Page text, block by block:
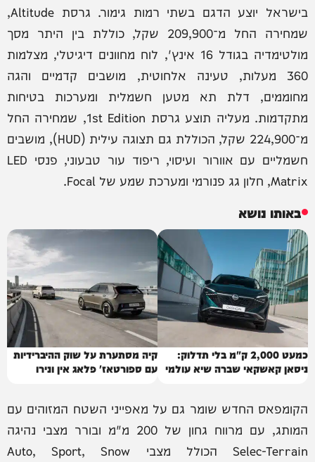
בישראל יוצע הדגם בשתי רמות גימור. גרסת Altitude,
שמחירה החל מ־209,900 שקל, כוללת בין היתר מסך
מולטימדיה בגודל 16 אינץ', לוח מחוונים דיגיטלי, מצלמות
360 מעלות, טעינה אלחוטית, מושבים קדמיים והגה
מחוממים, דלת תא מטען חשמלית ומערכות בטיחות
מתקדמות. מעליה תוצע גרסת 1st Edition, שמחירה החל
מ־224,900 שקל, הכוללת גם תצוגה עילית (HUD), מושבים
חשמליים עם אוורור ועיסוי, ריפוד עור טבעוני, פנסי LED
Matrix, חלון גג פנורמי ומערכת שמע של Focal.
באותו נושא
כמעט 2,000 ק"מ בלי תדלוק:
ניסאן קאשקאי שברה שיא עולמי
קיה מסתערת על שוק ההיברידיות
עם ספורטאז' פלאג אין ונירו
הקומפאס החדש שומר גם על מאפייני השטח המזוהים עם
המותג, עם מרווח גחון של 200 מ"מ ובורר מצבי נהיגה
Selec-Terrain הכולל מצבי Auto, Sport, Snow